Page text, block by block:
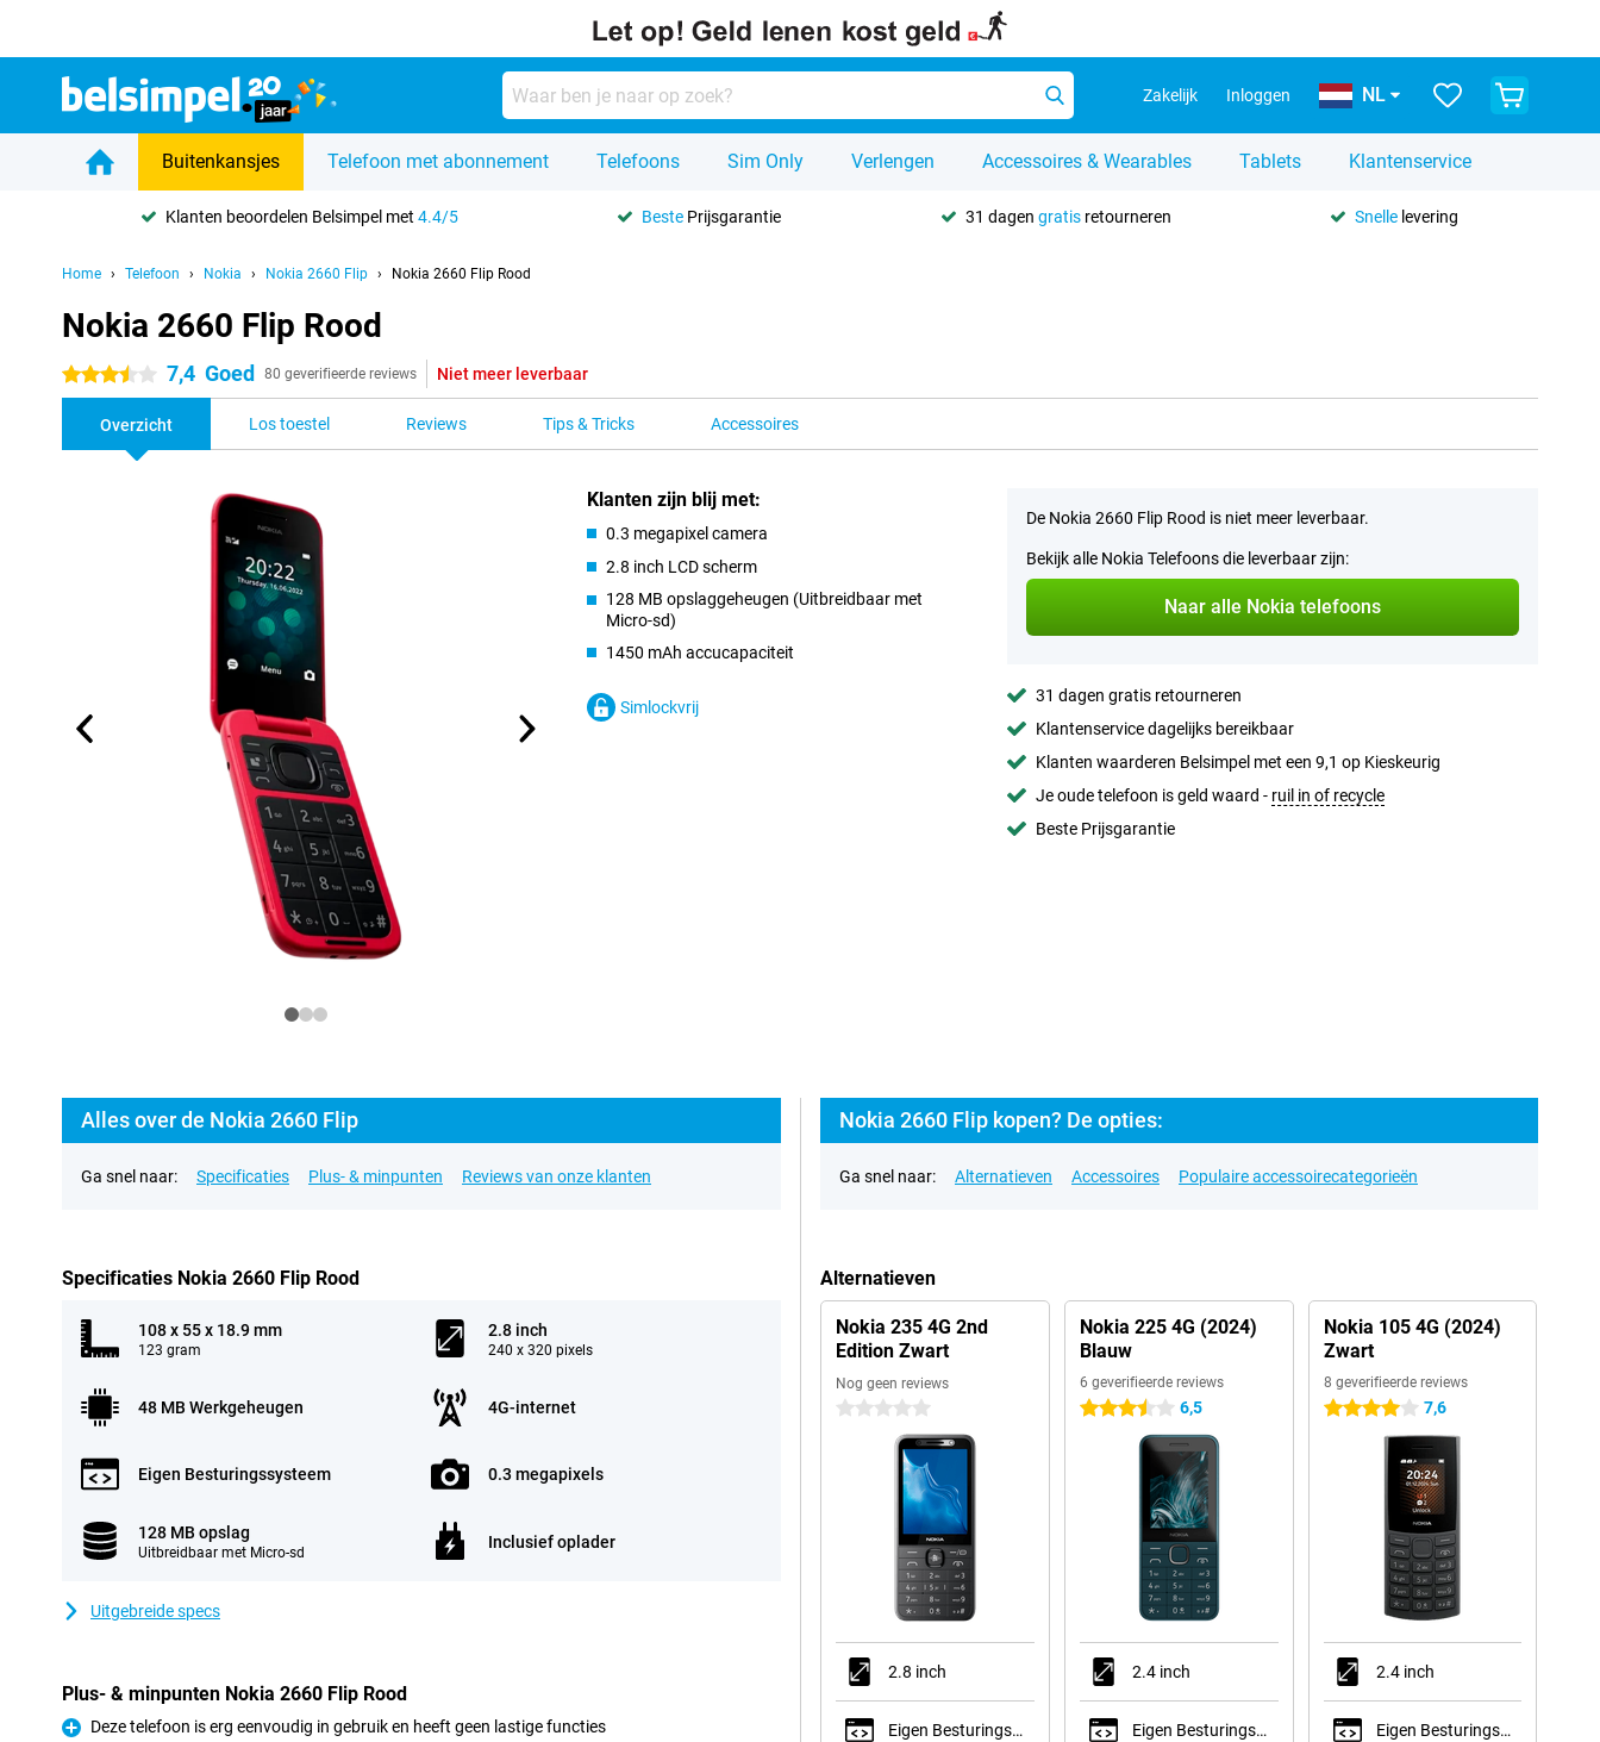
Zakelijk Inloggen NL
Buitenkansjes Telefoon met abonnement Telefoons Sim Only Verlengen Accessoires & Wearables Tablets Klantenservice
Klanten beoordelen Belsimpel met4.4/5 Beste Prijsgarantie 31 dagen gratisretourneren Snellelevering
Home Telefoon Nokia Nokia 2660 Flip Nokia 2660 Flip Rood
Nokia 2660 Flip Rood
3.5 sterren 7,4 Goed 80 geverifieerde reviews Niet meer leverbaar
Overzicht Los toestel Reviews Tips & Tricks Accessoires
Klanten zijn blij met:
0.3 megapixel camera
2.8 inch LCD scherm
128 MB opslaggeheugen (Uitbreidbaar met
Micro-sd)
1450 mAh accucapaciteit
Simlockvrij
De Nokia 2660 Flip Rood is niet meer leverbaar.
Bekijk alle Nokia Telefoons die leverbaar zijn:
Naar alle Nokia telefoons
31 dagen gratis retourneren
Klantenservice dagelijks bereikbaar
Klanten waarderen Belsimpel met een 9,1 op Kieskeurig
Je oude telefoon is geld waard - ruil in of recycle
Beste Prijsgarantie
Alles over de Nokia 2660 Flip
Ga snel naar: Specificaties Plus- & minpunten Reviews van onze klanten
Specificaties Nokia 2660 Flip Rood
108 x 55 x 18.9 mm
123 gram
2.8 inch
240 x 320 pixels
48 MB Werkgeheugen 4G-internet
Eigen Besturingssysteem 0.3 megapixels
128 MB opslag
Uitbreidbaar met Micro-sd
Inclusief oplader
Uitgebreide specs
Plus- & minpunten Nokia 2660 Flip Rood
Deze telefoon is erg eenvoudig in gebruik en heeft geen lastige functies
Nokia 2660 Flip kopen? De opties:
Ga snel naar: Alternatieven Accessoires Populaire accessoirecategorieën
Alternatieven
Nokia 235 4G 2nd
Edition Zwart
Nog geen reviews
0 sterren
2.8 inch
Eigen Besturingssysteem
Nokia 225 4G (2024)
Blauw
6 geverifieerde reviews
3.5 sterren 6,5
2.4 inch
Eigen Besturingssysteem
Nokia 105 4G (2024)
Zwart
8 geverifieerde reviews
4 sterren 7,6
2.4 inch
Eigen Besturingssysteem